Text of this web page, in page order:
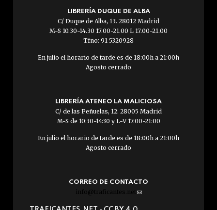
LIBRERÍA DUQUE DE ALBA
C/ Duque de Alba, 13. 28012 Madrid
M-S 10.30-14.30 17.00-21.00 L 17.00-21.00
Tfno: 91 5320928
En julio el horario de tarde es de 18:00h a 21:00h
Agosto cerrado
LIBRERÍA ATENEO LA MALICIOSA
C/ de las Peñuelas, 12. 28005 Madrid
M-S de 10:30-14:30 y L-V 17:00-21:00
En julio el horario de tarde es de 18:00h a 21:00h
Agosto cerrado
CORREO DE CONTACTO
info@traficantes.net (link